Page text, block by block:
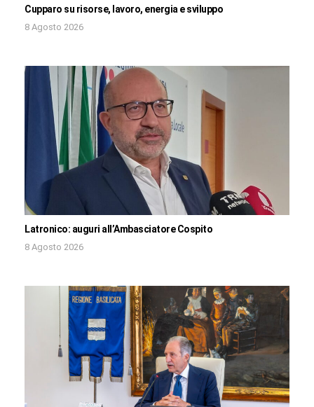
Cupparo su risorse, lavoro, energia e sviluppo
8 Agosto 2026
Latronico: auguri all’Ambasciatore Cospito
8 Agosto 2026